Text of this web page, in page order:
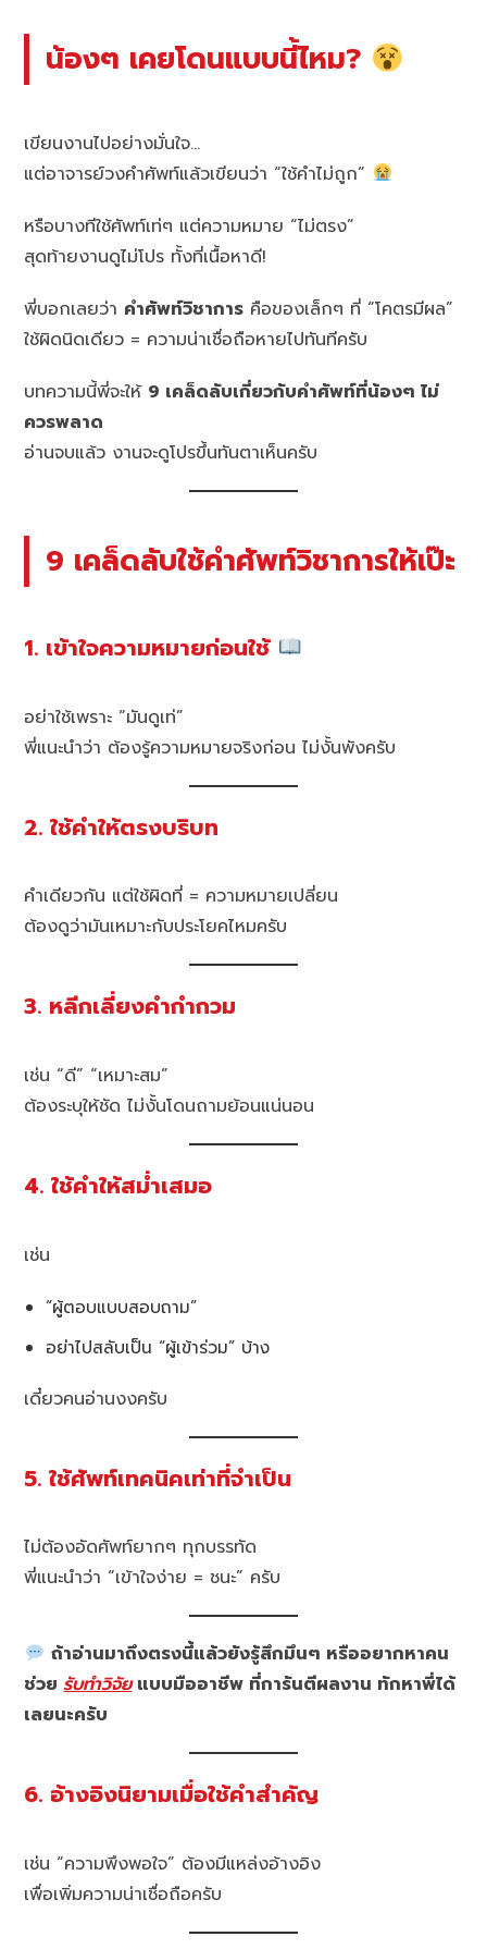
น้องๆ เคยโดนแบบนี้ไหม?
เขียนงานไปอย่างมั่นใจ…
แต่อาจารย์วงคำศัพท์แล้วเขียนว่า “ใช้คำไม่ถูก”
หรือบางทีใช้ศัพท์เท่ๆ แต่ความหมาย “ไม่ตรง”
สุดท้ายงานดูไม่โปร ทั้งที่เนื้อหาดี!
พี่บอกเลยว่า คำศัพท์วิชาการ คือของเล็กๆ ที่ “โคตรมีผล”
ใช้ผิดนิดเดียว = ความน่าเชื่อถือหายไปทันทีครับ
บทความนี้พี่จะให้ 9 เคล็ดลับเกี่ยวกับคำศัพท์ที่น้องๆ ไม่
ควรพลาด
อ่านจบแล้ว งานจะดูโปรขึ้นทันตาเห็นครับ
9 เคล็ดลับใช้คำศัพท์วิชาการให้เป๊ะ
1. เข้าใจความหมายก่อนใช้
อย่าใช้เพราะ “มันดูเท่”
พี่แนะนำว่า ต้องรู้ความหมายจริงก่อน ไม่งั้นพังครับ
2. ใช้คำให้ตรงบริบท
คำเดียวกัน แต่ใช้ผิดที่ = ความหมายเปลี่ยน
ต้องดูว่ามันเหมาะกับประโยคไหมครับ
3. หลีกเลี่ยงคำกำกวม
เช่น “ดี” “เหมาะสม”
ต้องระบุให้ชัด ไม่งั้นโดนถามย้อนแน่นอน
4. ใช้คำให้สม่ำเสมอ
เช่น
“ผู้ตอบแบบสอบถาม”
อย่าไปสลับเป็น “ผู้เข้าร่วม” บ้าง
เดี๋ยวคนอ่านงงครับ
5. ใช้ศัพท์เทคนิคเท่าที่จำเป็น
ไม่ต้องอัดศัพท์ยากๆ ทุกบรรทัด
พี่แนะนำว่า “เข้าใจง่าย = ชนะ” ครับ
ถ้าอ่านมาถึงตรงนี้แล้วยังรู้สึกมึนๆ หรืออยากหาคน
ช่วยรับทำวิจัยแบบมืออาชีพ ที่การันตีผลงาน ทักหาพี่ได้
เลยนะครับ
6. อ้างอิงนิยามเมื่อใช้คำสำคัญ
เช่น “ความพึงพอใจ” ต้องมีแหล่งอ้างอิง
เพื่อเพิ่มความน่าเชื่อถือครับ